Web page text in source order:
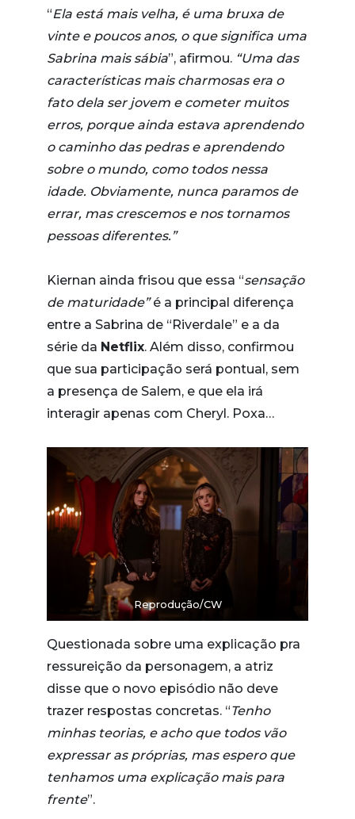
“Ela está mais velha, é uma bruxa de
vinte e poucos anos, o que significa uma
Sabrina mais sábia”, afirmou. “Uma das
características mais charmosas era o
fato dela ser jovem e cometer muitos
erros, porque ainda estava aprendendo
o caminho das pedras e aprendendo
sobre o mundo, como todos nessa
idade. Obviamente, nunca paramos de
errar, mas crescemos e nos tornamos
pessoas diferentes.”
Kiernan ainda frisou que essa “sensação
de maturidade”é a principal diferença
entre a Sabrina de “Riverdale” e a da
série da Netflix. Além disso, confirmou
que sua participação será pontual, sem
a presença de Salem, e que ela irá
interagir apenas com Cheryl. Poxa…
Reprodução/CW
Questionada sobre uma explicação pra
ressureição da personagem, a atriz
disse que o novo episódio não deve
trazer respostas concretas. “Tenho
minhas teorias, e acho que todos vão
expressar as próprias, mas espero que
tenhamos uma explicação mais para
frente”.